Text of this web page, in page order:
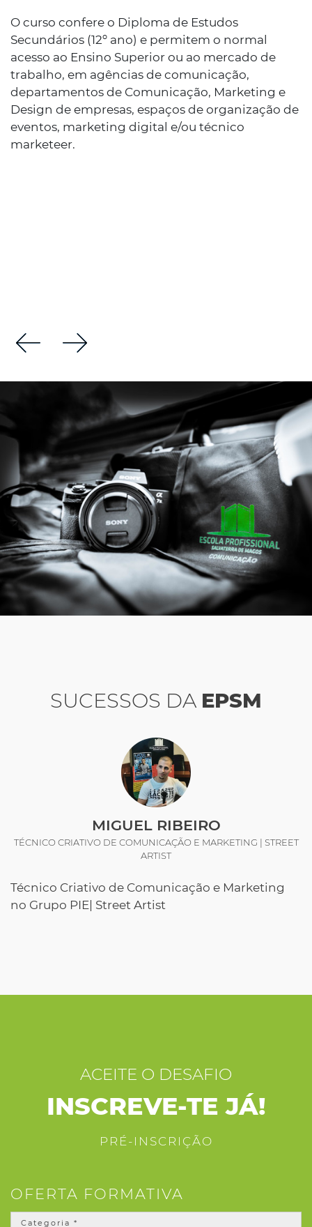
O curso confere o Diploma de Estudos
Secundários (12º ano) e permitem o normal
acesso ao Ensino Superior ou ao mercado de
trabalho, em agências de comunicação,
departamentos de Comunicação, Marketing e
Design de empresas, espaços de organização de
eventos, marketing digital e/ou técnico
marketeer.
SUCESSOS DA EPSM
MIGUEL RIBEIRO
TÉCNICO CRIATIVO DE COMUNICAÇÃO E MARKETING | STREET
ARTIST
Técnico Criativo de Comunicação e Marketing
no Grupo PIE| Street Artist
ACEITE O DESAFIO
INSCREVE-TE JÁ!
PRÉ-INSCRIÇÃO
OFERTA FORMATIVA
Categoria *